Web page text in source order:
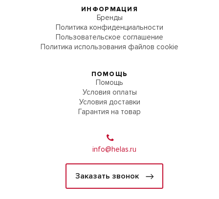
ИНФОРМАЦИЯ
Бренды
Политика конфиденциальности
Пользовательское соглашение
Политика использования файлов cookie
ПОМОЩЬ
Помощь
Условия оплаты
Условия доставки
Гарантия на товар
info@helas.ru
Заказать звонок